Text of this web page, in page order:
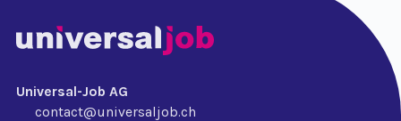
Universal-Job AG
contact@universaljob.ch